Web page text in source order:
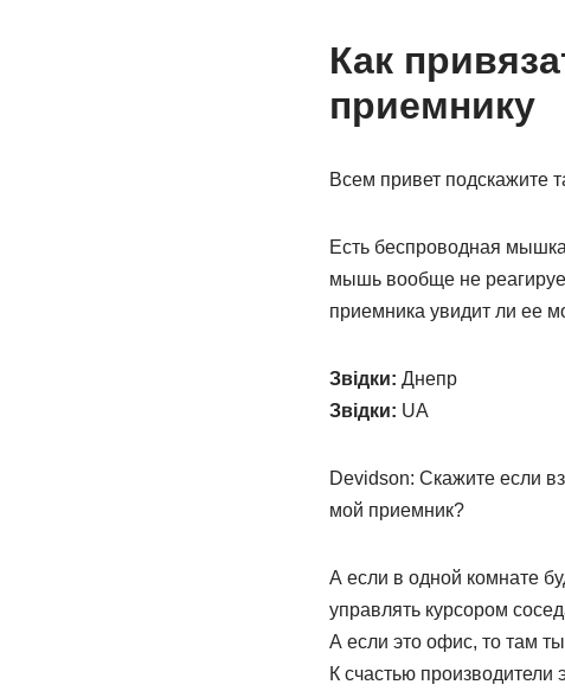
Как
приемнику
Всем привет подскажите
Есть беспроводная
мышь вообще не
приемника увидит ли ее
Звідки: Днепр
Звідки: UA
Devidson: Скажите если
мой приемник?
А если в одной комнате
управлять курсором
А если это офис, то там
К счастью производители